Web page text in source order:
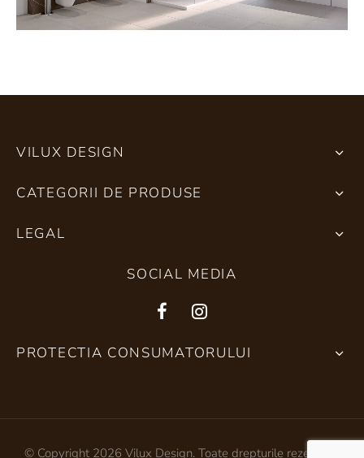
VILUX DESIGN
CATEGORII DE PRODUSE
LEGAL
SOCIAL MEDIA
PROTECTIA CONSUMATORULUI
© Copyright 2026 Vilux Design. Toate drepturile rezervate.